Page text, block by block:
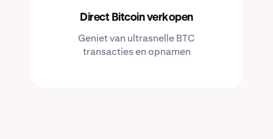
Direct Bitcoin verkopen
Geniet van ultrasnelle BTC
transacties en opnamen